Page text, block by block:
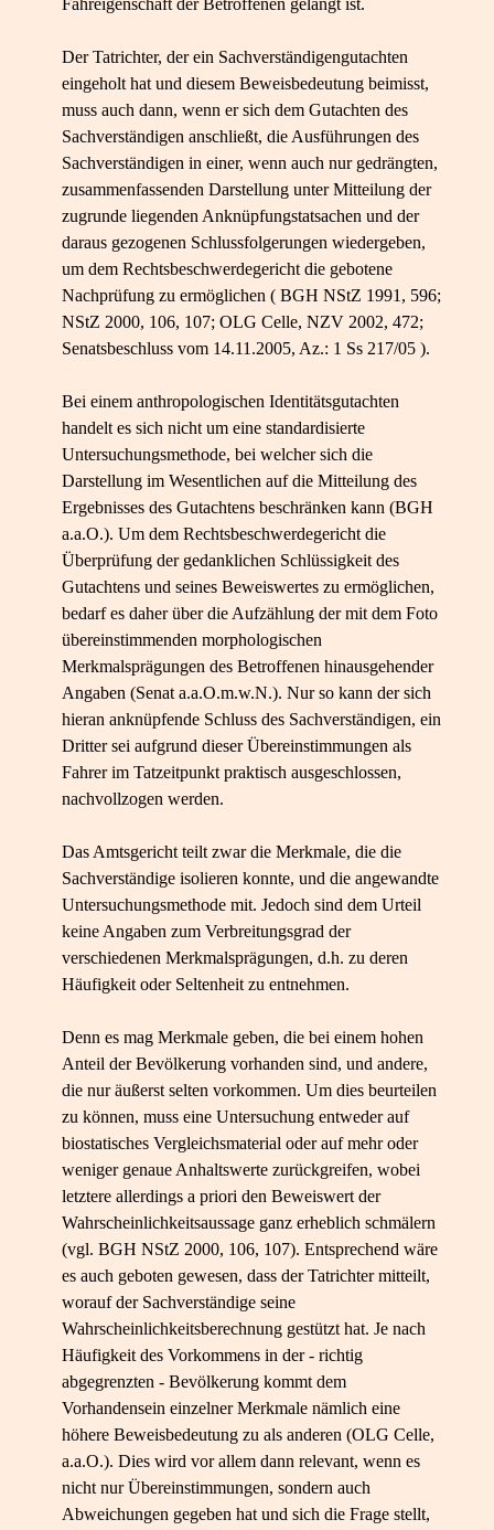
Fahreigenschaft der Betroffenen gelangt ist.
Der Tatrichter, der ein Sachverständigengutachten
eingeholt hat und diesem Beweisbedeutung beimisst,
muss auch dann, wenn er sich dem Gutachten des
Sachverständigen anschließt, die Ausführungen des
Sachverständigen in einer, wenn auch nur gedrängten,
zusammenfassenden Darstellung unter Mitteilung der
zugrunde liegenden Anknüpfungstatsachen und der
daraus gezogenen Schlussfolgerungen wiedergeben,
um dem Rechtsbeschwerdegericht die gebotene
Nachprüfung zu ermöglichen ( BGH NStZ 1991, 596;
NStZ 2000, 106, 107; OLG Celle, NZV 2002, 472;
Senatsbeschluss vom 14.11.2005, Az.: 1 Ss 217/05 ).
Bei einem anthropologischen Identitätsgutachten
handelt es sich nicht um eine standardisierte
Untersuchungsmethode, bei welcher sich die
Darstellung im Wesentlichen auf die Mitteilung des
Ergebnisses des Gutachtens beschränken kann (BGH
a.a.O.). Um dem Rechtsbeschwerdegericht die
Überprüfung der gedanklichen Schlüssigkeit des
Gutachtens und seines Beweiswertes zu ermöglichen,
bedarf es daher über die Aufzählung der mit dem Foto
übereinstimmenden morphologischen
Merkmalsprägungen des Betroffenen hinausgehender
Angaben (Senat a.a.O.m.w.N.). Nur so kann der sich
hieran anknüpfende Schluss des Sachverständigen, ein
Dritter sei aufgrund dieser Übereinstimmungen als
Fahrer im Tatzeitpunkt praktisch ausgeschlossen,
nachvollzogen werden.
Das Amtsgericht teilt zwar die Merkmale, die die
Sachverständige isolieren konnte, und die angewandte
Untersuchungsmethode mit. Jedoch sind dem Urteil
keine Angaben zum Verbreitungsgrad der
verschiedenen Merkmalsprägungen, d.h. zu deren
Häufigkeit oder Seltenheit zu entnehmen.
Denn es mag Merkmale geben, die bei einem hohen
Anteil der Bevölkerung vorhanden sind, und andere,
die nur äußerst selten vorkommen. Um dies beurteilen
zu können, muss eine Untersuchung entweder auf
biostatisches Vergleichsmaterial oder auf mehr oder
weniger genaue Anhaltswerte zurückgreifen, wobei
letztere allerdings a priori den Beweiswert der
Wahrscheinlichkeitsaussage ganz erheblich schmälern
(vgl. BGH NStZ 2000, 106, 107). Entsprechend wäre
es auch geboten gewesen, dass der Tatrichter mitteilt,
worauf der Sachverständige seine
Wahrscheinlichkeitsberechnung gestützt hat. Je nach
Häufigkeit des Vorkommens in der - richtig
abgegrenzten - Bevölkerung kommt dem
Vorhandensein einzelner Merkmale nämlich eine
höhere Beweisbedeutung zu als anderen (OLG Celle,
a.a.O.). Dies wird vor allem dann relevant, wenn es
nicht nur Übereinstimmungen, sondern auch
Abweichungen gegeben hat und sich die Frage stellt,